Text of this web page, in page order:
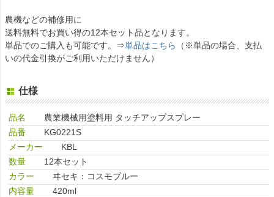
農機などの補修用に
送料無料でお買い得の12本セット品となります。
単品でのご購入も可能です。⇒単品はこちら
（※単品の場合、支払
いの代金引換がご利用いただけません）
仕様
品名
農業機械用塗料用 タッチアップスプレー
品番
KG0221S
メーカー
KBL
数量
12本セット
カラー
ヰセキ：コスモブルー
内容量
420ml